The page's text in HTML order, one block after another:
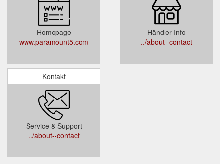
Homepage
www.paramount5.com
Händler-Info
../about--contact
Kontakt
Service & Support
../about--contact